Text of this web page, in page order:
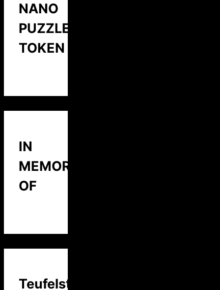
NANO
PUZZLE
TOKEN
IN
MEMORY
OF
Teufelstalk